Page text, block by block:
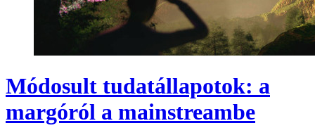
Módosult tudatállapotok: a
margóról a mainstreambe